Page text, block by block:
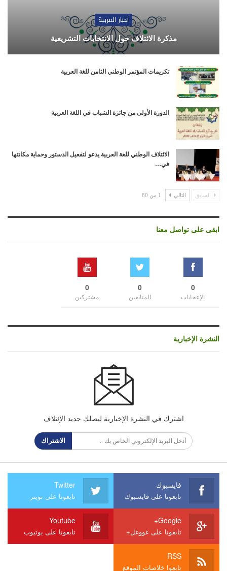
أخبار العربية
مذكرة الائتلاف حول الانتخابات التشريعية
تكريمات المؤتمر الوطني الثامن للغة العربية
الدورة الأولى من جائزة الشباب في اللغة العربية
الائتلاف الوطني للغة العربية يدعو لتفعيل الدستور وحماية مكانتها
في…
السابق التالي 1 من 80
ابقى على تواصل معنا
0
الإعجابات
0
المتابعين
0
مشتركين
النشرة الإخبارية
اشترك في النشرة الإخبارية ليصلك جديد الإئتلاف
الاشتراك
فايسبوك
تابعونا على فايسبوك
Twitter
تابعونا على تويتر
Google+
تابعونا على غووغل+
Youtube
تابعونا على يوتيوب
RSS
تابعوا خلاصات الموقع